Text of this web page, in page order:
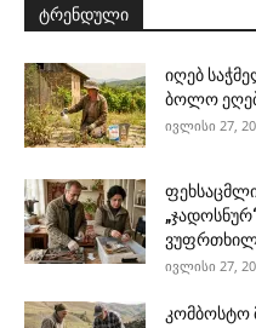
ტრენდული
იღებ
ბოლო
ივლისი 27,
ივლისი 27,
კომბოსტო